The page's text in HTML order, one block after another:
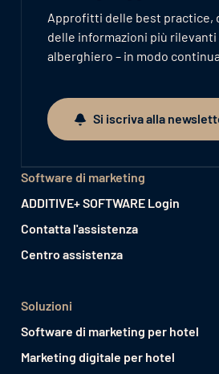
Approfitti delle best practice,
delle informazioni più
alberghiero – in modo
Si iscriva alla newsletter
Si iscriva alla
Software di marketing
ADDITIVE+ SOFTWARE Login
Contatta l'assistenza
Centro assistenza
Soluzioni
Software di marketing per hotel
Marketing digitale per hotel